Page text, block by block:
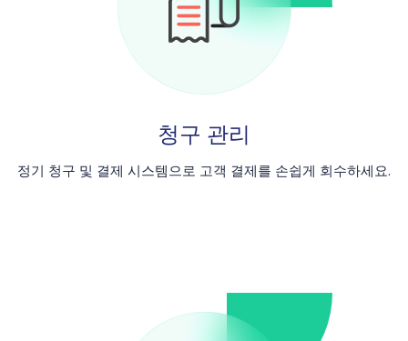
청구 관리
정기 청구 및 결제 시스템으로 고객 결제를 손쉽게 회수하세요.